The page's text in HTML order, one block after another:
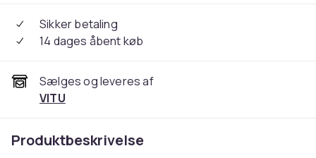
Sikker betaling
14 dages åbent køb
Sælges og leveres af
VITU
Produktbeskrivelse